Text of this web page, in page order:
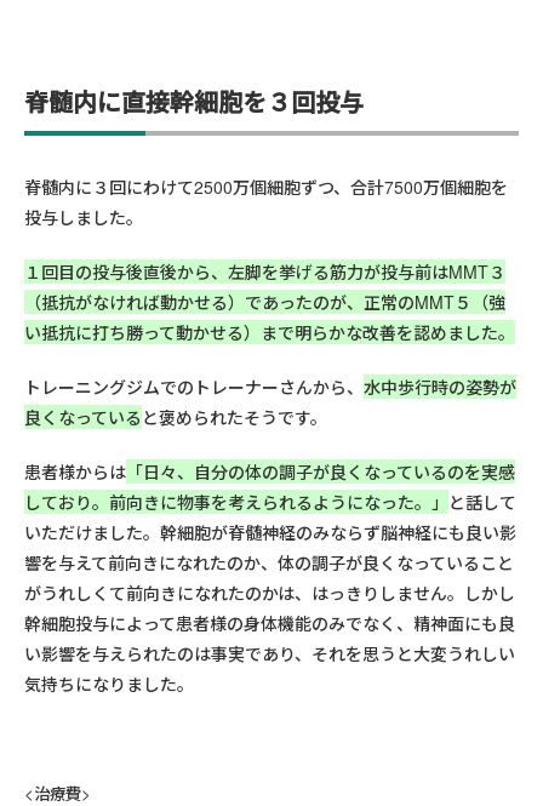
脊髄内に直接幹細胞を３回投与
脊髄内に３回にわけて2500万個細胞ずつ、合計7500万個細胞を
投与しました。
１回目の投与後直後から、左脚を挙げる筋力が投与前はMMT３
（抵抗がなければ動かせる）であったのが、正常のMMT５（強
い抵抗に打ち勝って動かせる）まで明らかな改善を認めました。
トレーニングジムでのトレーナーさんから、 水中歩行時の姿勢が
良くなっている と褒められたそうです。
患者様からは 「日々、自分の体の調子が良くなっているのを実感
しており。前向きに物事を考えられるようになった。」 と話して
いただけました。幹細胞が脊髄神経のみならず脳神経にも良い影
響を与えて前向きになれたのか、体の調子が良くなっていること
がうれしくて前向きになれたのかは、はっきりしません。しかし
幹細胞投与によって患者様の身体機能のみでなく、精神面にも良
い影響を与えられたのは事実であり、それを思うと大変うれしい
気持ちになりました。
<治療費>